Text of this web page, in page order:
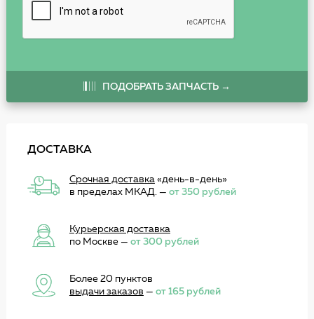
ПОДОБРАТЬ ЗАПЧАСТЬ →
ДОСТАВКА
Срочная доставка«день-в-день»
в пределах МКАД. — от 350 рублей
Курьерская доставка
по Москве — от 300 рублей
Более 20 пунктов
выдачи заказов — от 165 рублей